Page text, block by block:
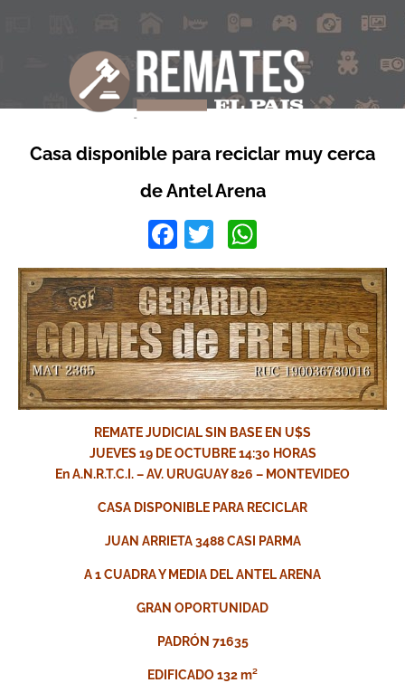
Casa disponible para reciclar muy cerca
de Antel Arena
Facebook
Twitter
REMATE JUDICIAL SIN BASE EN U$S
JUEVES 19 DE OCTUBRE 14:30 HORAS
En A.N.R.T.C.I. – AV. URUGUAY 826 – MONTEVIDEO
CASA DISPONIBLE PARA RECICLAR
JUAN ARRIETA 3488 CASI PARMA
A 1 CUADRA Y MEDIA DEL ANTEL ARENA
GRAN OPORTUNIDAD
PADRÓN 71635
EDIFICADO 132 m²